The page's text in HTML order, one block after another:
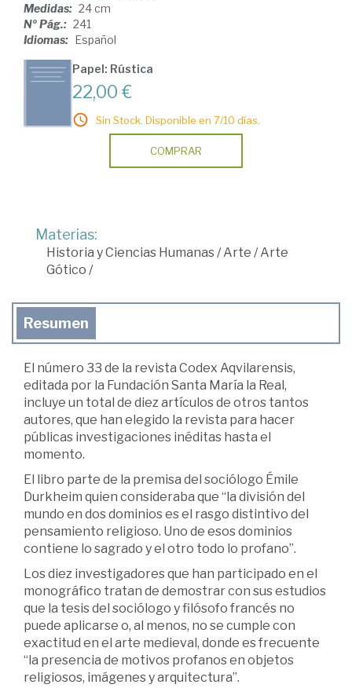
Medidas: 24 cm
Nº Pág.: 241
Idiomas: Español
Papel: Rústica
22,00 €
Sin Stock. Disponible en 7/10 días.
COMPRAR
Materias:
Historia y Ciencias Humanas /Arte /Arte
Gótico /
Resumen
El número 33 de la revista Codex Aqvilarensis,
editada por la Fundación Santa María la Real,
incluye un total de diez artículos de otros tantos
autores, que han elegido la revista para hacer
públicas investigaciones inéditas hasta el
momento.
El libro parte de la premisa del sociólogo Émile
Durkheim quien consideraba que “la división del
mundo en dos dominios es el rasgo distintivo del
pensamiento religioso. Uno de esos dominios
contiene lo sagrado y el otro todo lo profano”.
Los diez investigadores que han participado en el
monográfico tratan de demostrar con sus estudios
que la tesis del sociólogo y filósofo francés no
puede aplicarse o, al menos, no se cumple con
exactitud en el arte medieval, donde es frecuente
“la presencia de motivos profanos en objetos
religiosos, imágenes y arquitectura”.